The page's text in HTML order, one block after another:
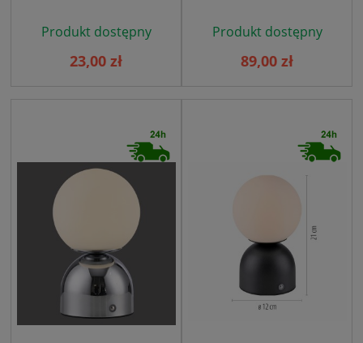
Produkt dostępny
23,00 zł
Produkt dostępny
89,00 zł